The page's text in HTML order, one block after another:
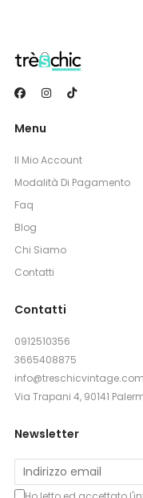
Menu
Il Mio Account
Modalità Di Pagamento
Faq
Blog
Chi Siamo
Contatti
Contatti
0912510356
3665408875
info@treschicvintage.com
Via Trapani 4, 90141
Newsletter